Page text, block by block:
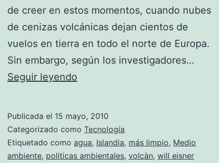
de creer en estos momentos, cuando nubes
de cenizas volcánicas dejan cientos de
vuelos en tierra en todo el norte de Europa.
Sin embargo, según los investigadores…
Seguir leyendo
limpios
del
mundo
Publicada el 15 mayo, 2010
Categorizado como Tecnología
Etiquetado como agua, Islandia, más limpio, Medio
ambiente, politicas ambientales, volcàn, will eisner